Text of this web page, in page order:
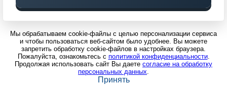
Мы обрабатываем cookie-файлы с целью персонализации сервиса
и чтобы пользоваться веб-сайтом было удобнее. Вы можете
запретить обработку cookie-файлов в настройках браузера.
Пожалуйста, ознакомьтесь с политикой конфиденциальности.
Продолжая использовать сайт Вы даете согласие на обработку
персональных данных.
Принять